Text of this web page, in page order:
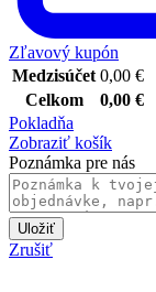
Zľavový kupón
Medzisúčet 0,00 €
Celkom
0,00 €
Pokladňa
Zobraziť košík
Poznámka pre nás
Uložiť
Zrušiť